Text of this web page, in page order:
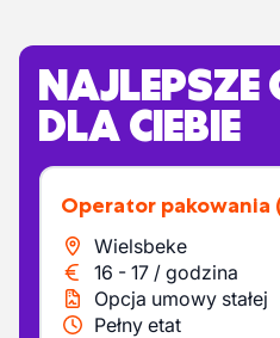
NAJLEPSZE
DLA CIEBIE
Operator pakowania
Wielsbeke
16 - 17 / godzina
Opcja umowy stałej
Pełny etat